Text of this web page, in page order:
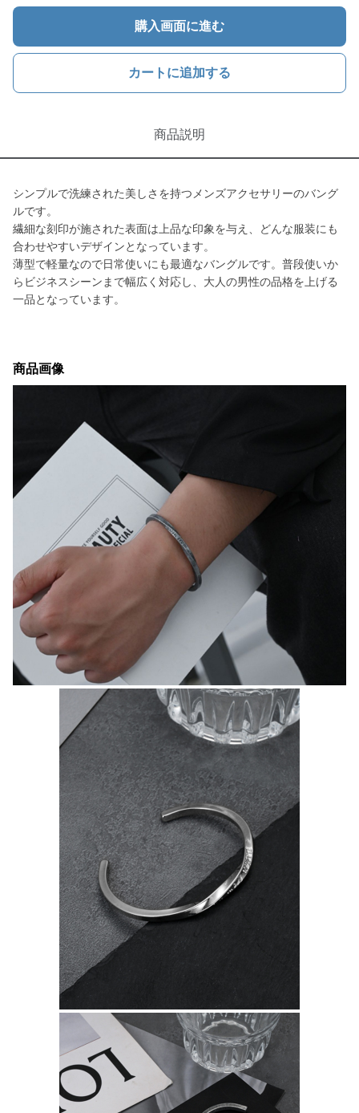
購入画面に進む
カートに追加する
商品説明
シンプルで洗練された美しさを持つメンズアクセサリーのバング
ルです。
繊細な刻印が施された表面は上品な印象を与え、どんな服装にも
合わせやすいデザインとなっています。
薄型で軽量なので日常使いにも最適なバングルです。普段使いか
らビジネスシーンまで幅広く対応し、大人の男性の品格を上げる
一品となっています。
商品画像